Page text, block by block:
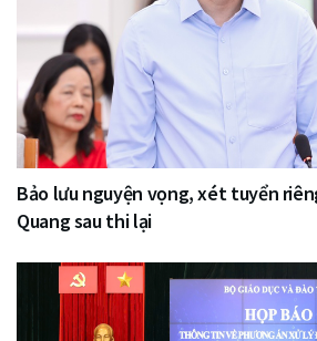
Bảo lưu nguyện vọng, xét tuyển
Quang sau thi lại